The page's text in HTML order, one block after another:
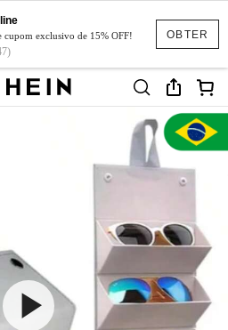
OBTER
cupom exclusivo de 15% OFF!